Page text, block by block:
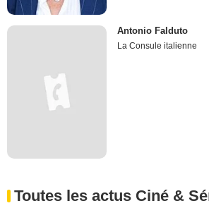
Antonio Falduto
La Consule italienne
Toutes les actus Ciné &